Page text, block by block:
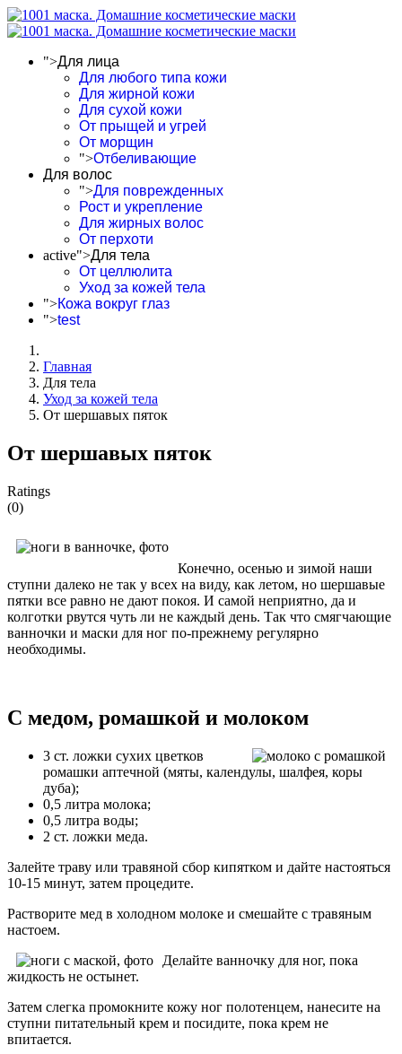
">Для лица
Для любого типа кожи
Для жирной кожи
Для сухой кожи
От прыщей и угрей
От морщин
">Отбеливающие
Для волос
">Для поврежденных
Рост и укрепление
Для жирных волос
От перхоти
active">Для тела
От целлюлита
Уход за кожей тела
">Кожа вокруг глаз
">test
Главная
Для тела
Уход за кожей тела
От шершавых пяток
От шершавых пяток
Ratings
(0)
Конечно, осенью и зимой наши
ступни далеко не так у всех на виду, как летом, но шершавые
пятки все равно не дают покоя. И самой неприятно, да и
колготки рвутся чуть ли не каждый день. Так что смягчающие
ванночки и маски для ног по-прежнему регулярно
необходимы.
С медом, ромашкой и молоком
3 ст. ложки сухих цветков
ромашки аптечной (мяты, календулы, шалфея, коры
дуба);
0,5 литра молока;
0,5 литра воды;
2 ст. ложки меда.
Залейте траву или травяной сбор кипятком и дайте настояться
10-15 минут, затем процедите.
Растворите мед в холодном молоке и смешайте с травяным
настоем.
Делайте ванночку для ног, пока
жидкость не остынет.
Затем слегка промокните кожу ног полотенцем, нанесите на
ступни питательный крем и посидите, пока крем не
впитается.